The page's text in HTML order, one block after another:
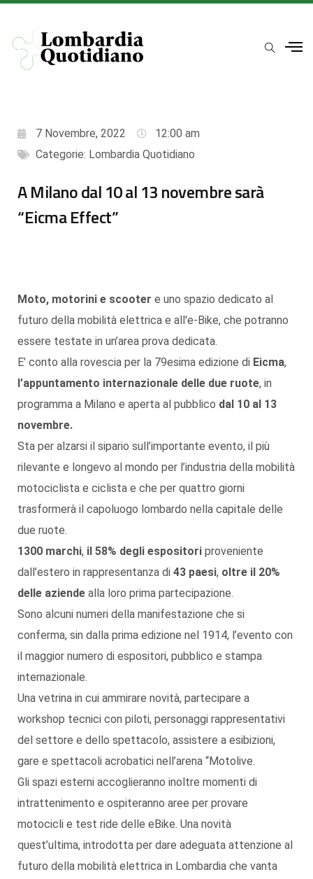
7 Novembre, 2022
12:00 am
Categorie: Lombardia Quotidiano
A Milano dal 10 al 13 novembre sarà
“Eicma Effect”
Moto, motorini e scooter e uno spazio dedicato al
futuro della mobilità elettrica e all'e-Bike, che potranno
essere testate in un’area prova dedicata.
E’ conto alla rovescia per la 79esima edizione di Eicma,
l’appuntamento internazionale delle due ruote, in
programma a Milano e aperta al pubblico dal 10 al 13
novembre.
Sta per alzarsi il sipario sull’importante evento, il più
rilevante e longevo al mondo per l’industria della mobilità
motociclista e ciclista e che per quattro giorni
trasformerà il capoluogo lombardo nella capitale delle
due ruote.
1300 marchi, il 58% degli espositori proveniente
dall’estero in rappresentanza di 43 paesi, oltre il 20%
delle aziende alla loro prima partecipazione.
Sono alcuni numeri della manifestazione che si
conferma, sin dalla prima edizione nel 1914, l’evento con
il maggior numero di espositori, pubblico e stampa
internazionale.
Una vetrina in cui ammirare novità, partecipare a
workshop tecnici con piloti, personaggi rappresentativi
del settore e dello spettacolo, assistere a esibizioni,
gare e spettacoli acrobatici nell’arena “Motolive.
Gli spazi esterni accoglieranno inoltre momenti di
intrattenimento e ospiteranno aree per provare
motocicli e test ride delle eBike. Una novità
quest’ultima, introdotta per dare adeguata attenzione al
futuro della mobilità elettrica in Lombardia che vanta